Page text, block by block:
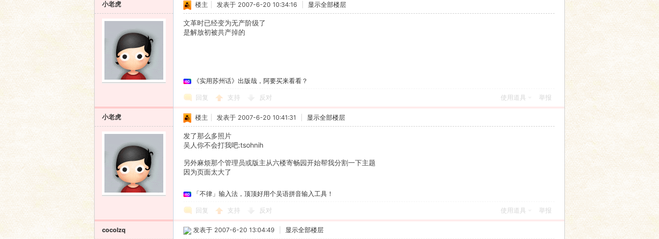
小老虎 楼主 发表于 2007-6-20 10:34:16 显示全部楼层
文革时已经变为无产阶级了
是解放初被共产掉的
《实用苏州话》出版哉，阿要买来看看？
回复 支持 反对 使用道具 举报
小老虎 楼主 发表于 2007-6-20 10:41:31 显示全部楼层
发了那么多照片
吴人你不会打我吧:tsohnih
另外麻烦那个管理员或版主从六楼寄畅园开始帮我分割一下主题
因为页面太大了
「不律」输入法，顶顶好用个吴语拼音输入工具！
回复 支持 反对 使用道具 举报
cocolzq 发表于 2007-6-20 13:04:49 显示全部楼层